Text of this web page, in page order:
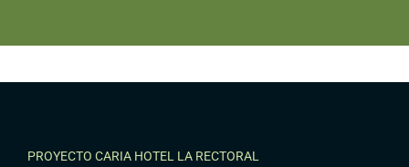
PROYECTO CARIA HOTEL LA RECTORAL